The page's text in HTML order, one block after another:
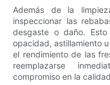
Además de la
inspeccionar las
desgaste o daño.
opacidad, astillamiento
el rendimiento de las
reemplazarse
compromiso en la